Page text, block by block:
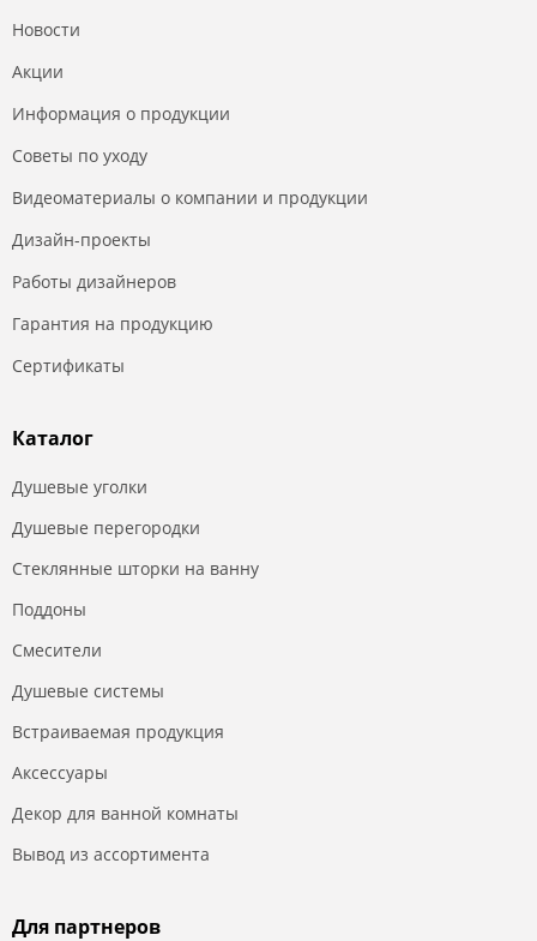
Новости
Акции
Информация о продукции
Советы по уходу
Видеоматериалы о компании и продукции
Дизайн-проекты
Работы дизайнеров
Гарантия на продукцию
Сертификаты
Каталог
Душевые уголки
Душевые перегородки
Стеклянные шторки на ванну
Поддоны
Смесители
Душевые системы
Встраиваемая продукция
Аксессуары
Декор для ванной комнаты
Вывод из ассортимента
Для партнеров